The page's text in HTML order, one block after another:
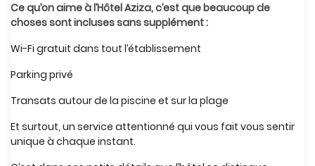
Ce qu’on aime à l’Hôtel Aziza, c’est que beaucoup de
choses sont incluses sans supplément :
Wi-Fi gratuit dans tout l’établissement
Parking privé
Transats autour de la piscine et sur la plage
Et surtout, un service attentionné qui vous fait vous sentir
unique à chaque instant.